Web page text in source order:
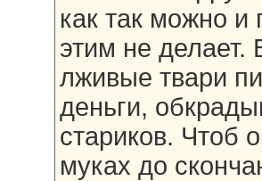
как так можно и
этим не делает.
лживые твари
деньги,
стариков. Чтоб
муках до